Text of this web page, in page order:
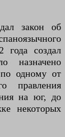
закон об
года создал
назначено
одному от
правления
на юг, до
некоторых